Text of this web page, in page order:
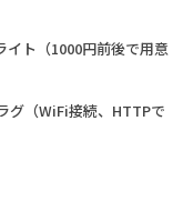
イト（1000円前後で用意
グ（WiFi接続、HTTPで